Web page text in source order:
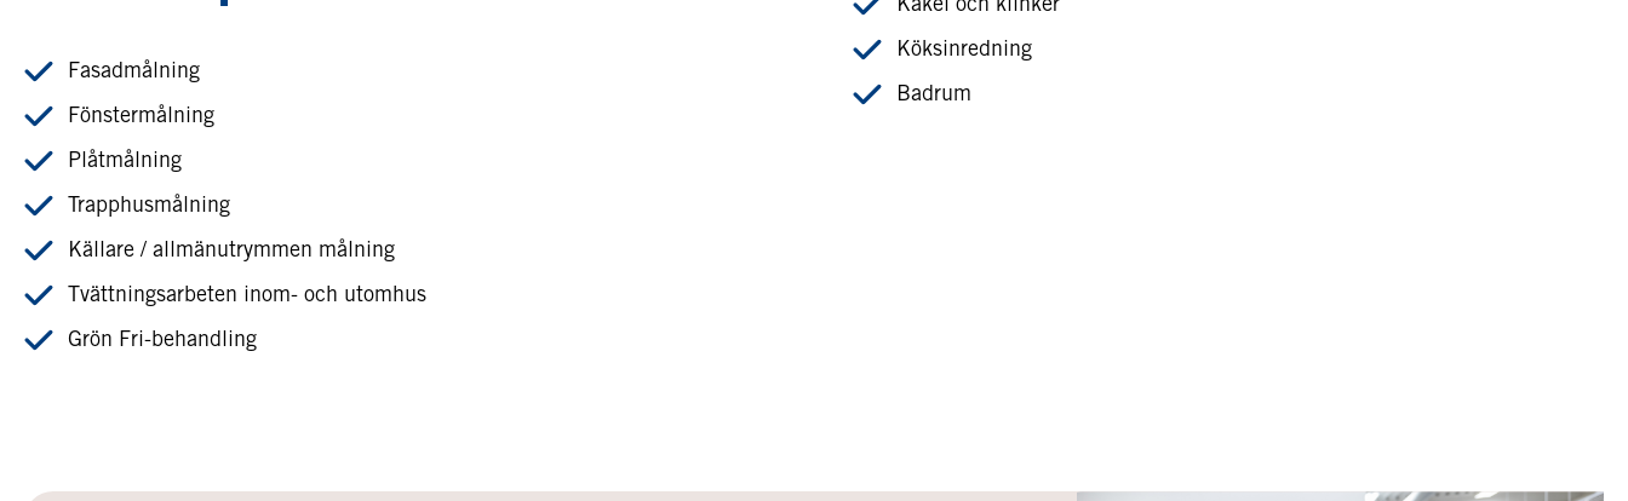
Fasadmålning
Fönstermålning
Plåtmålning
Trapphusmålning
Källare / allmänutrymmen målning
Tvättningsarbeten inom- och utomhus
Grön Fri-behandling
Kakel och klinker
Köksinredning
Badrum